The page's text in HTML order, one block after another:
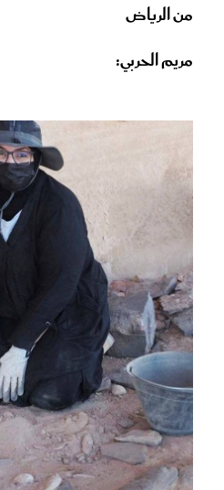
من الرياض
مريم الحربي: